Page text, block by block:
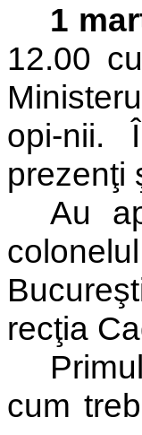
1
12.00
opi-nii.
prezenţi
Au
recţia
cum